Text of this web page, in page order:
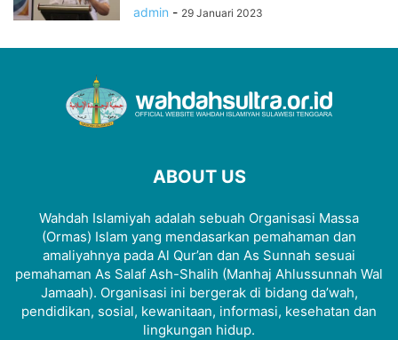
admin - 29 Januari 2023
ABOUT US
Wahdah Islamiyah adalah sebuah Organisasi Massa
(Ormas) Islam yang mendasarkan pemahaman dan
amaliyahnya pada Al Qur’an dan As Sunnah sesuai
pemahaman As Salaf Ash-Shalih (Manhaj Ahlussunnah Wal
Jamaah). Organisasi ini bergerak di bidang da’wah,
pendidikan, sosial, kewanitaan, informasi, kesehatan dan
lingkungan hidup.